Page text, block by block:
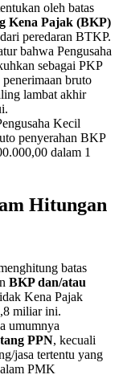
oleh batas
Kena Pajak (BKP)
peredaran BTKP.
bahwa Pengusaha
sebagai PKP
bruto
lambat akhir
Kecil
penyerahan BKP
dalam 1
Hitungan
batas
BKP dan/atau
Kena Pajak
miliar ini.
umumnya
PPN, kecuali
jasa tertentu yang
PMK